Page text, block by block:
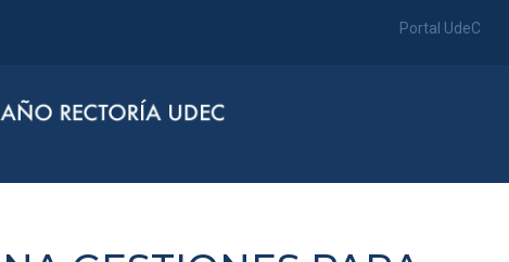
Portal UdeC